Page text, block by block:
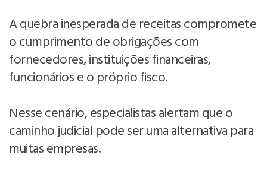
A quebra inesperada de receitas compromete
o cumprimento de obrigações com
fornecedores, instituições financeiras,
funcionários e o próprio fisco.
Nesse cenário, especialistas alertam que o
caminho judicial pode ser uma alternativa para
muitas empresas.